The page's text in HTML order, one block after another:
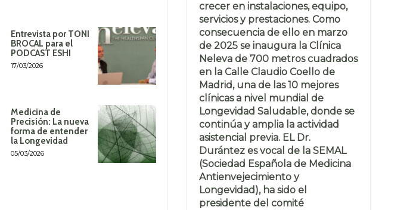
Entrevista por TONI
BROCAL para el
PODCAST ESHI
17/03/2026
Medicina de
Precisión: La nueva
forma de entender
la Longevidad
05/03/2026
crecer en instalaciones, equipo,
servicios y prestaciones. Como
consecuencia de ello en marzo
de 2025 se inaugura la Clínica
Neleva de 700 metros cuadrados
en la Calle Claudio Coello de
Madrid, una de las 10 mejores
clínicas a nivel mundial de
Longevidad Saludable, donde se
continúa y amplia la actividad
asistencial previa. EL Dr.
Durántez es vocal de la SEMAL
(Sociedad Española de Medicina
Antienvejecimiento y
Longevidad), ha sido el
presidente del comité